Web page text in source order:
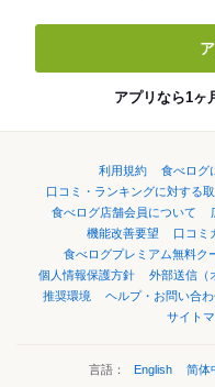
アプリなら1ヶ
利用規約 食べログ
口コミ・ランキングに対する
食べログ店舗会員について
機能改善要望
口コミ
食べログプレミアム無料ク
個人情報保護方針
外部送信（
推奨環境
ヘルプ・お問い合
サイト
言語： English 简体